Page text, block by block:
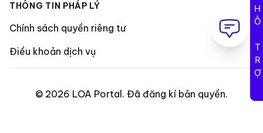
THÔNG TIN PHÁP LÝ
Chính sách quyền riêng tư
Điều khoản dịch vụ
© 2026 LOA Portal . Đã đăng kí bản quyền.
HỖ TRỢ